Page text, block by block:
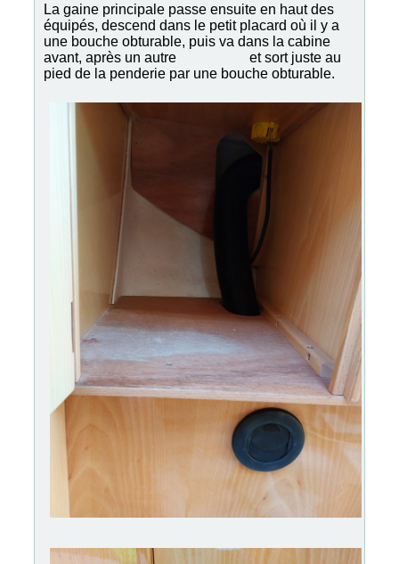
La gaine principale passe ensuite en haut des
équipés, descend dans le petit placard où il y a
une bouche obturable, puis va dans la cabine
avant, après un autre
et sort juste au
pied de la penderie par une bouche obturable.